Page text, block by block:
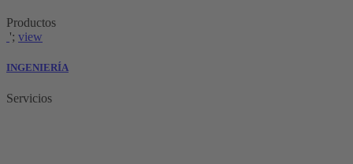
Productos
'; view
INGENIERÍA
Servicios